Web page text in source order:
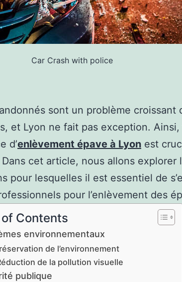
Car Crash with police
sont un problème croissant
et Lyon ne fait pas exception. Ainsi,
d’enlèvement épave à Lyon est
cet article, nous allons explorer
pour lesquelles il est essentiel de
pour l’enlèvement des
Contents
environnementaux
de l’environnement
de la pollution visuelle
publique